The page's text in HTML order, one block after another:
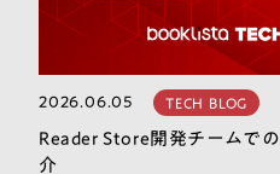
2026.06.05 TECH BLOG
Reader Store開発チームで
介